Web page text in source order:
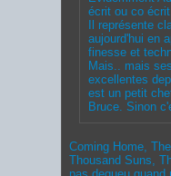
écrit ou co
Il représente
aujourd'hui en
finesse et
Mais.. mais
excellentes
est un petit
Bruce. Sinon
Coming Home,
Thousand Suns,